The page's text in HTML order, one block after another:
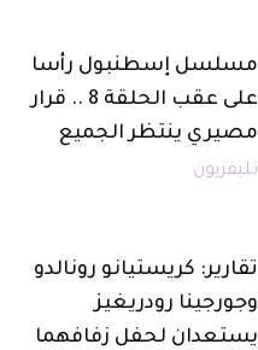
مسلسل إسطنبول رأسا
على عقب الحلقة 8 .. قرار
مصيري ينتظر الجميع
تليفزيون
تقارير: كريستيانو رونالدو
وجورجينا رودريغيز
يستعدان لحفل زفافهما